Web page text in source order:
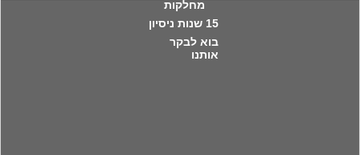
15 שנות ניסיון
בוא לבקר
אותנו
מחלקות